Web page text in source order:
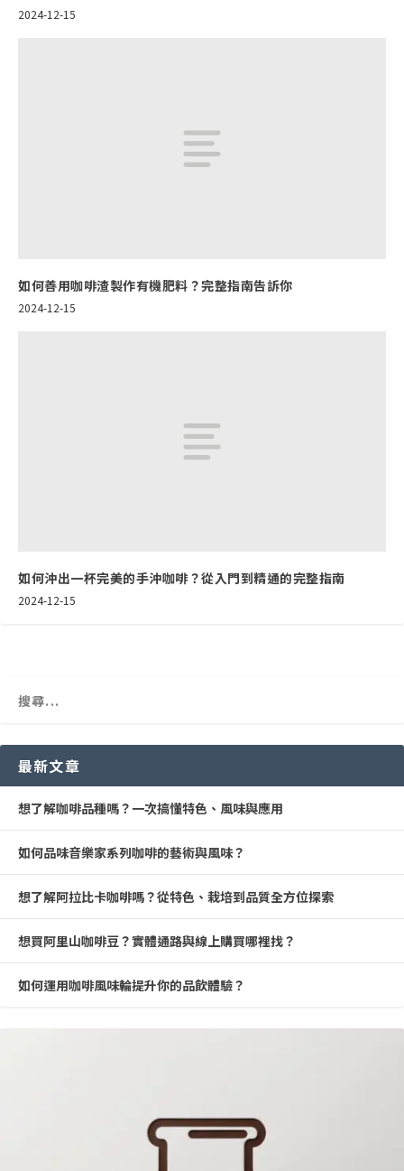
2024-12-15
如何善用咖啡渣製作有機肥料？完整指南告訴你
2024-12-15
如何沖出一杯完美的手沖咖啡？從入門到精通的完整指南
2024-12-15
最新文章
想了解咖啡品種嗎？一次搞懂特色、風味與應用
如何品味音樂家系列咖啡的藝術與風味？
想了解阿拉比卡咖啡嗎？從特色、栽培到品質全方位探索
想買阿里山咖啡豆？實體通路與線上購買哪裡找？
如何運用咖啡風味輪提升你的品飲體驗？